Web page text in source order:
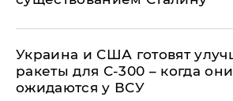
Украина и США готовят
ракеты для С-300 – когда они
ожидаются у ВСУ